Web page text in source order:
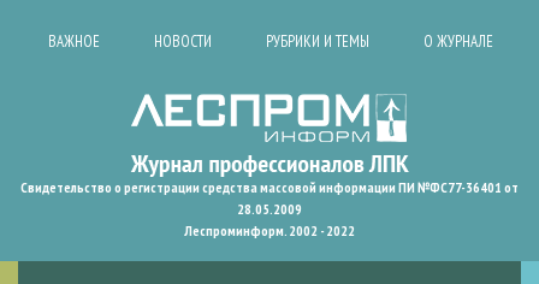
ВАЖНОЕ НОВОСТИ РУБРИКИ И ТЕМЫ О ЖУРНАЛЕ
Свидетельство о регистрации средства массовой информации ПИ №ФС77-36401 от
28.05.2009
Леспроминформ. 2002 - 2022